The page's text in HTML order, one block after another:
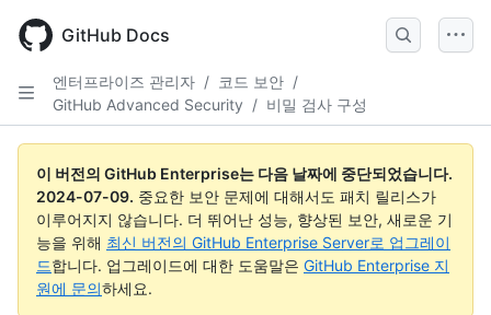
main
GitHub Docs
엔터프라이즈 관리자 / 코드 보안 /
GitHub Advanced Security / 비밀 검사 구성
이 버전의 GitHub Enterprise는 다음 날짜에 중단되었습니다.
2024-07-09. 중요한 보안 문제에 대해서도 패치 릴리스가
이루어지지 않습니다. 더 뛰어난 성능, 향상된 보안, 새로운 기
능을 위해 최신 버전의 GitHub Enterprise Server로 업그레이
드합니다. 업그레이드에 대한 도움말은 GitHub Enterprise 지
원에 문의하세요.